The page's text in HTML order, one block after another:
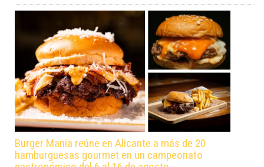
Burger Manía reúne en Alicante a más de 20
hamburguesas gourmet en un campeonato